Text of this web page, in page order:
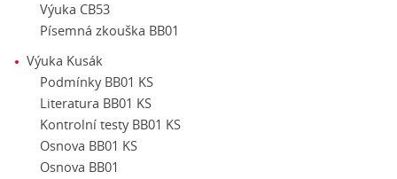
Výuka CB53
Písemná zkouška BB01
Výuka Kusák
Podmínky BB01 KS
Literatura BB01 KS
Kontrolní testy BB01 KS
Osnova BB01 KS
Osnova BB01